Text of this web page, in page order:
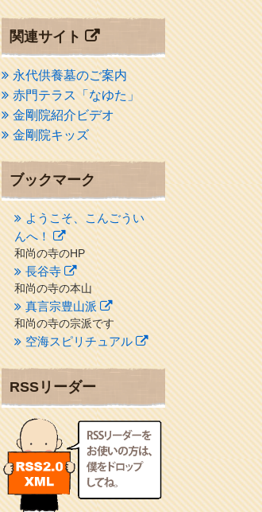
関連サイト
永代供養墓のご案内
赤門テラス「なゆた」
金剛院紹介ビデオ
金剛院キッズ
ブックマーク
ようこそ、こんごうい
んへ！
和尚の寺のHP
長谷寺
和尚の寺の本山
真言宗豊山派
和尚の寺の宗派です
空海スピリチュアル
２１世紀を（空海）する情
クリプロホームページ
地域のライターさんです
小豆島 圓満寺
小豆島霊場第７４番のお寺
新聞屋の道具箱
新聞社で使われる用語の解
RSSリーダー